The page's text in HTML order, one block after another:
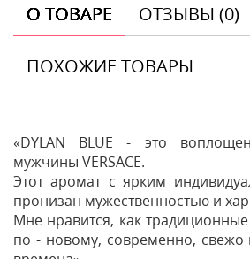
О ТОВАРЕ ОТЗЫВЫ (0)
ПОХОЖИЕ ТОВАРЫ
«DYLAN BLUE - это
мужчины VERSACE.
Этот аромат с ярким
пронизан мужественностью и
Мне нравится, как
по - новому, современно, свежо